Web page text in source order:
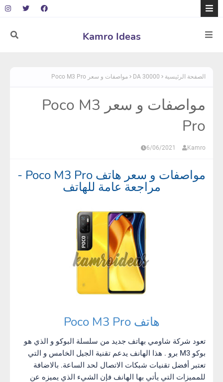
Kamro Ideas
الصفحة الرئيسية 30000 DA مواصفات و سعر Poco M3 Pro
مواصفات و سعر Poco M3
Pro
Kamro
6/06/2021
مواصفات و سعر هاتف Poco M3 Pro -
مراجعة عامة للهاتف
هاتف Poco M3 Pro
تعود شركة شاومي بهاتف جديد من سلسلة البوكو و الذي هو
بوكو M3 برو . هذا الهانف يدعم تقنية الجيل الخامس و التي
تعتبر أفضل تقنيات شبكات الاتصال لحد الساعة. بالاضافة
للمميزات التي يأتي بها الهانف فإن الشيء الذي يميزه عن